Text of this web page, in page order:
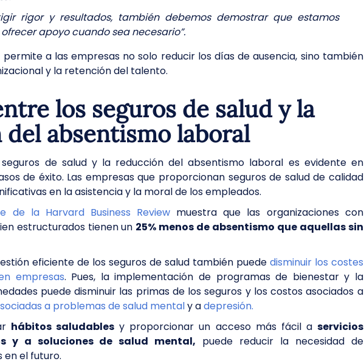
rigor y resultados, también debemos demostrar que estamos
apoyo cuando sea necesario”.
a las empresas no solo reducir los días de ausencia, sino también
y la retención del talento.
los seguros de salud y la
absentismo laboral
de salud y la reducción del absentismo laboral es evidente en
de éxito. Las empresas que proporcionan seguros de salud de calidad
en la asistencia y la moral de los empleados.
de la Harvard Business Review muestra que las organizaciones con
estructurados tienen un 25% menos de absentismo que aquellas sin
eficiente de los seguros de salud también puede disminuir los costes
empresas. Pues, la implementación de programas de bienestar y la
puede disminuir las primas de los seguros y los costos asociados a
a problemas de salud mentaly adepresión.
hábitos saludables y proporcionar un acceso más fácil a servicios
y a soluciones de salud mental, puede reducir la necesidad de
el futuro.